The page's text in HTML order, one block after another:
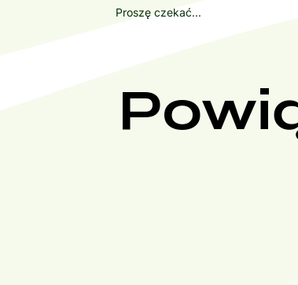
Proszę czekać...